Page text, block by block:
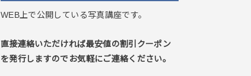
WEB上で公開している写真講座です。
直接連絡いただければ最安値の割引クーポン
を発行しますのでお気軽にご連絡ください。